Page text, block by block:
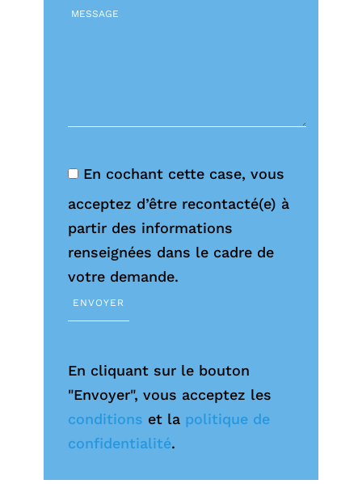
En cochant cette case, vous
acceptez d’être recontacté(e) à
partir des informations
renseignées dans le cadre de
votre demande.
En cliquant sur le bouton
"Envoyer", vous acceptez les
conditions et la politique de
confidentialité.